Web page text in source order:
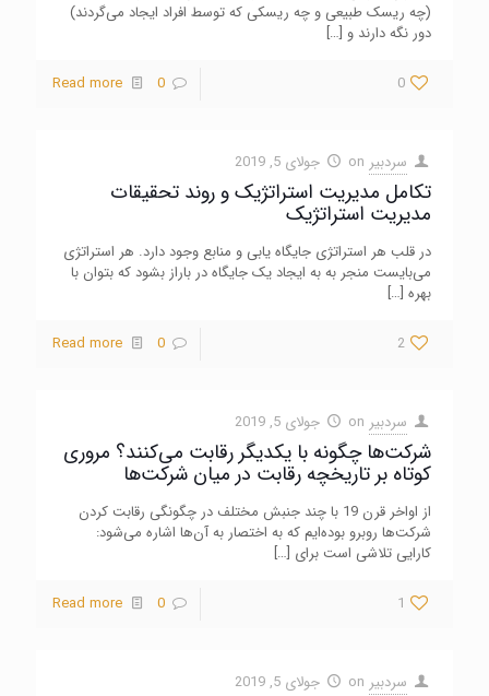
(چه ریسک طبیعی و چه ریسکی که توسط افراد ایجاد می‌گردند)
دور نگه دارند و […]
0
0
Read more
سردبیر on جولای 5, 2019
تکامل مدیریت استراتژیک و روند تحقیقات
مدیریت استراتژیک
در قلب هر استراتژی جایگاه یابی و منابع وجود دارد. هر استراتژی
می‌بایست منجر به به ایجاد یک جایگاه در باراز بشود که بتوان با
بهره […]
2
0
Read more
سردبیر on جولای 5, 2019
شرکت‌ها چگونه با یکدیگر رقابت می‌کنند؟ مروری
کوتاه بر تاریخچه رقابت در میان شرکت‌ها
از اواخر قرن 19 با چند جنبش مختلف در چگونگی رقابت کردن
شرکت‌ها روبرو بوده‌ایم که به اختصار به آن‌ها اشاره می‌شود:
کارایی تلاشی است برای […]
1
0
Read more
سردبیر on جولای 5, 2019